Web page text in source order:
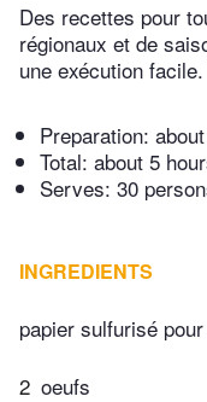
Des recettes pour
régionaux et de
une exécution
Preparation:
Total: about 5
Serves: 30
INGREDIENTS
papier sulfurisé
2 oeufs